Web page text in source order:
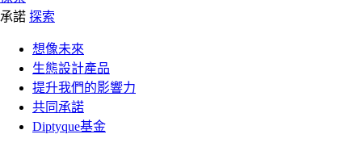
承諾 探索
想像未來
生態設計產品
提升我們的影響力
共同承諾
Diptyque基金